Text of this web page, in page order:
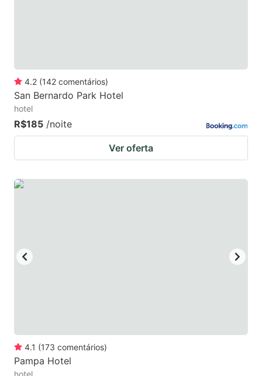
4.2 (142 comentários)
San Bernardo Park Hotel
hotel
R$185 /noite
Ver oferta
4.1 (173 comentários)
Pampa Hotel
hotel